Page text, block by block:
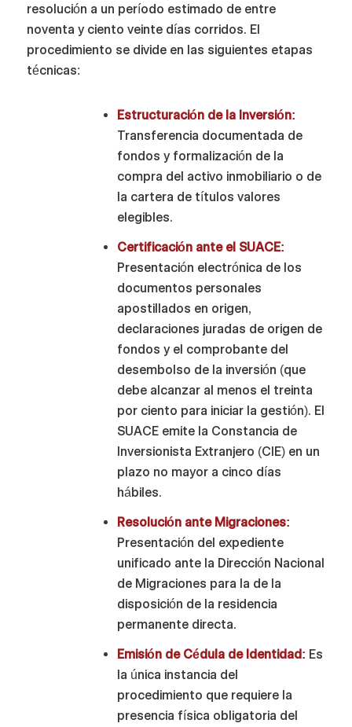
resolución a un período estimado de entre
noventa y ciento veinte días corridos. El
procedimiento se divide en las siguientes etapas
técnicas:
Estructuración de la Inversión:
Transferencia documentada de
fondos y formalización de la
compra del activo inmobiliario o de
la cartera de títulos valores
elegibles.
Certificación ante el SUACE:
Presentación electrónica de los
documentos personales
apostillados en origen,
declaraciones juradas de origen de
fondos y el comprobante del
desembolso de la inversión (que
debe alcanzar al menos el treinta
por ciento para iniciar la gestión). El
SUACE emite la Constancia de
Inversionista Extranjero (CIE) en un
plazo no mayor a cinco días
hábiles.
Resolución ante Migraciones:
Presentación del expediente
unificado ante la Dirección Nacional
de Migraciones para la de la
disposición de la residencia
permanente directa.
Emisión de Cédula de Identidad: Es
la única instancia del
procedimiento que requiere la
presencia física obligatoria del